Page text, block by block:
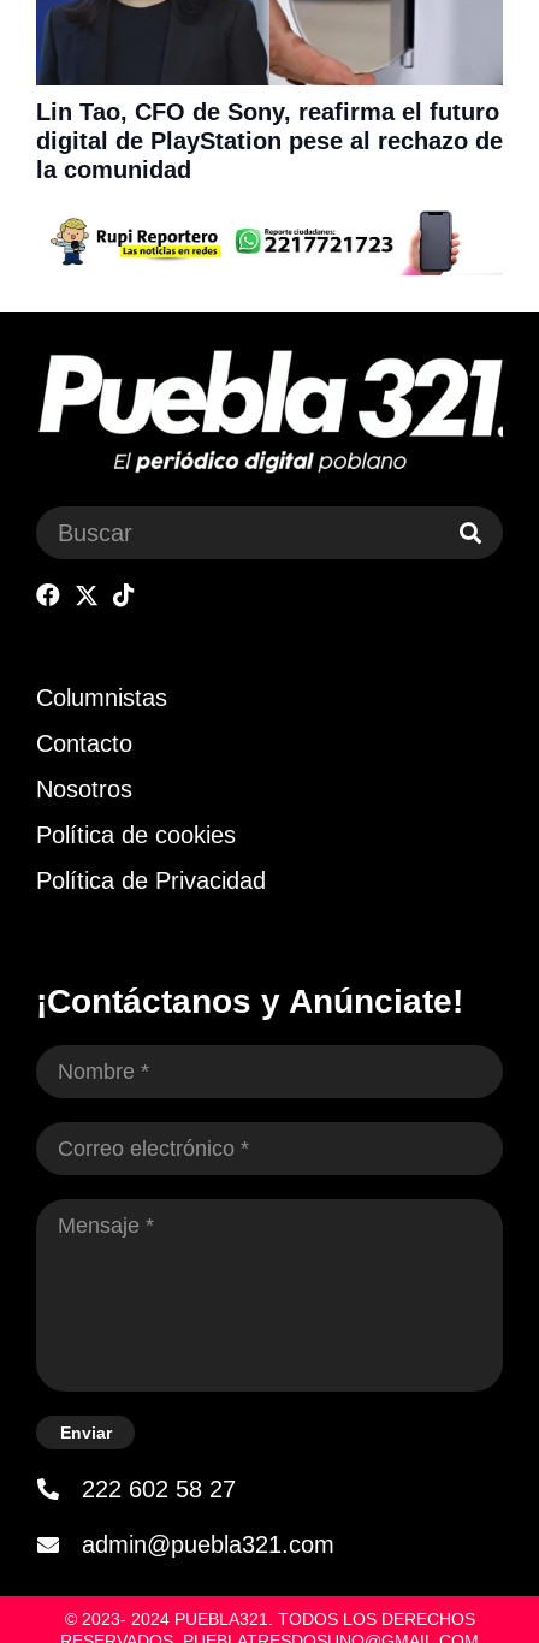
Lin Tao, CFO de Sony, reafirma el futuro
digital de PlayStation pese al rechazo de
la comunidad
Columnistas
Contacto
Nosotros
Política de cookies
Política de Privacidad
¡Contáctanos y Anúnciate!
Enviar
222 602 58 27
admin@puebla321.com
© 2023- 2024 PUEBLA321. TODOS LOS DERECHOS